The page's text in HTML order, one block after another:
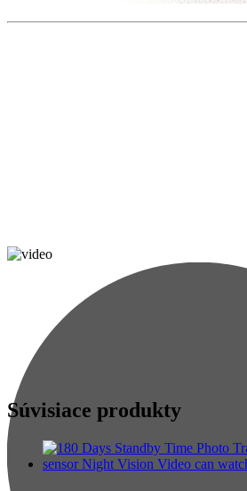
Súvisiace produkty